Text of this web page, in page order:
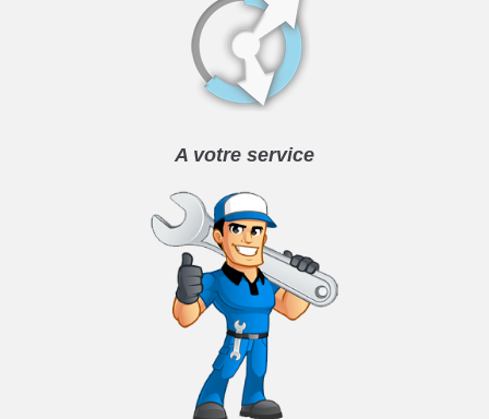
A votre service